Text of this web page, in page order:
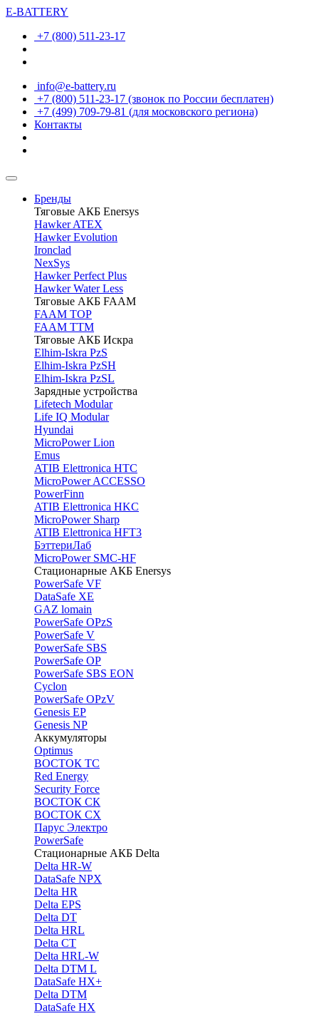
E-BATTERY
+7 (800) 511-23-17
info@e-battery.ru
+7 (800) 511-23-17 (звонок по России бесплатен)
+7 (499) 709-79-81 (для московского региона)
Контакты
Бренды
Тяговые АКБ Enersys
Hawker ATEX
Hawker Evolution
Ironclad
NexSys
Hawker Perfect Plus
Hawker Water Less
Тяговые АКБ FAAM
FAAM TOP
FAAM TTM
Тяговые АКБ Искра
Elhim-Iskra PzS
Elhim-Iskra PzSH
Elhim-Iskra PzSL
Зарядные устройства
Lifetech Modular
Life IQ Modular
Hyundai
MicroPower Lion
Emus
ATIB Elettronica HTC
MicroPower ACCESSO
PowerFinn
ATIB Elettronica HKC
MicroPower Sharp
ATIB Elettronica HFT3
БэттериЛаб
MicroPower SMC-HF
Стационарные АКБ Enersys
PowerSafe VF
DataSafe XE
GAZ lomain
PowerSafe OPzS
PowerSafe V
PоwerSafe SBS
PowerSafe OP
PоwerSafe SBS EON
Cyclon
PowerSafe OPzV
Genesis EP
Genesis NP
Аккумуляторы
Optimus
ВОСТОК ТС
Red Energy
Security Force
ВОСТОК СК
ВОСТОК СХ
Парус Электро
PowerSafe
Стационарные АКБ Delta
Delta HR-W
DataSafe NPX
Delta HR
Delta EPS
Delta DT
Delta HRL
Delta CT
Delta HRL-W
Delta DTM L
DataSafe HX+
Delta DTM
DataSafe HX